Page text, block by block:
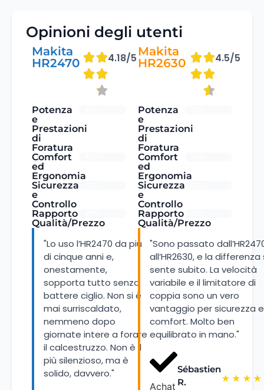
Opinioni degli utenti
Makita
HR2470
4.18/5
Potenza
e
Prestazioni
di
Foratura
Comfort
ed
Ergonomia
Sicurezza
e
Controllo
Rapporto
Qualità/Prezzo
"Lo uso l’HR2470 da più
di cinque anni e,
onestamente,
sopporta tutto senza
battere ciglio. Non si è
mai surriscaldato,
nemmeno dopo
giornate intere a forare
il calcestruzzo. Non è il
più silenzioso, ma è
solido, davvero."
Makita
HR2630
4.5/5
Potenza
e
Prestazioni
di
Foratura
Comfort
ed
Ergonomia
Sicurezza
e
Controllo
Rapporto
Qualità/Prezzo
"Sono passato
all’HR2630, e la differenza
sente subito. La velocità
variabile e il limitatore di
coppia sono un vero
vantaggio per sicurezza e
comfort. Molto ben
equilibrato in mano."
Achat
Sébastien
R.
★ ★ ★ ★